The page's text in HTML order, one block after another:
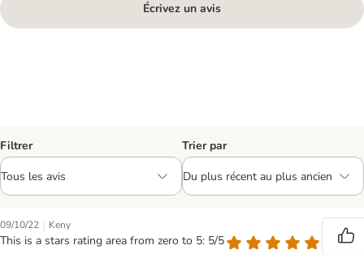
Écrivez un avis
Filtrer Trier par
09/10/22 | Keny
This is a stars rating area from zero to 5: 5/5